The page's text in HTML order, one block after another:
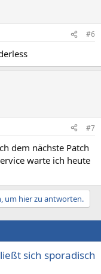
#6
#7
dem nächste Patch
warte ich heute
um hier zu antworten.
sich sporadisch